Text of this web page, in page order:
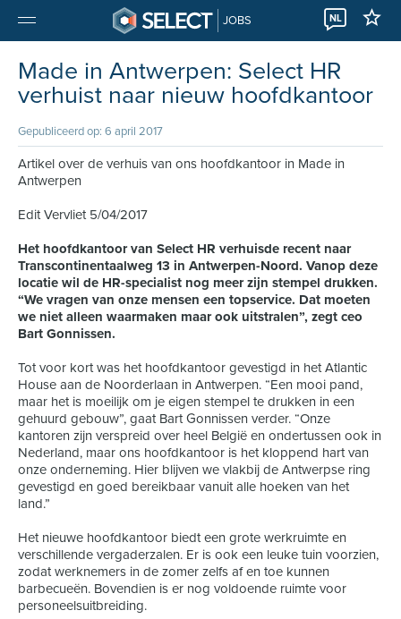
JOBS NL
Made in Antwerpen: Select HR
verhuist naar nieuw hoofdkantoor
Gepubliceerd op: 6 april 2017
Artikel over de verhuis van ons hoofdkantoor in Made in
Antwerpen
Edit Vervliet 5/04/2017
Het hoofdkantoor van Select HR verhuisde recent naar
Transcontinentaalweg 13 in Antwerpen-Noord. Vanop deze
locatie wil de HR-specialist nog meer zijn stempel drukken.
“We vragen van onze mensen een topservice. Dat moeten
we niet alleen waarmaken maar ook uitstralen”, zegt ceo
Bart Gonnissen.
Tot voor kort was het hoofdkantoor gevestigd in het Atlantic
House aan de Noorderlaan in Antwerpen. “Een mooi pand,
maar het is moeilijk om je eigen stempel te drukken in een
gehuurd gebouw”, gaat Bart Gonnissen verder. “Onze
kantoren zijn verspreid over heel België en ondertussen ook in
Nederland, maar ons hoofdkantoor is het kloppend hart van
onze onderneming. Hier blijven we vlakbij de Antwerpse ring
gevestigd en goed bereikbaar vanuit alle hoeken van het
land.”
Het nieuwe hoofdkantoor biedt een grote werkruimte en
verschillende vergaderzalen. Er is ook een leuke tuin voorzien,
zodat werknemers in de zomer zelfs af en toe kunnen
barbecueën. Bovendien is er nog voldoende ruimte voor
personeelsuitbreiding.